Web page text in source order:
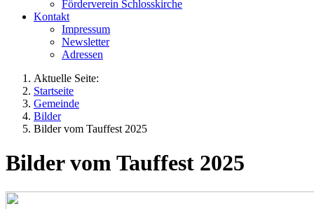
Förderverein Schlosskirche
Kontakt
Impressum
Newsletter
Adressen
Aktuelle Seite:
Startseite
Gemeinde
Bilder
Bilder vom Tauffest 2025
Bilder vom Tauffest 2025